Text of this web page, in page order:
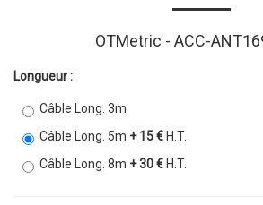
OTMetric - ACC-
Longueur :
Câble Long. 3m
Câble Long. 5m + 15 € H.T.
Câble Long. 8m + 30 € H.T.